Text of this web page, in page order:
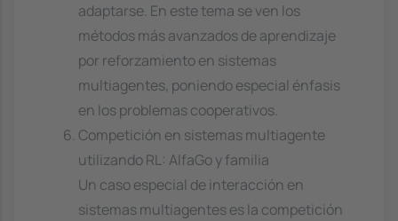
adaptarse. En este tema se ven los
métodos más avanzados de aprendizaje
por reforzamiento en sistemas
multiagentes, poniendo especial énfasis
en los problemas cooperativos.
Competición en sistemas multiagente
utilizando RL: AlfaGo y familia
Un caso especial de interacción en
sistemas multiagentes es la competición